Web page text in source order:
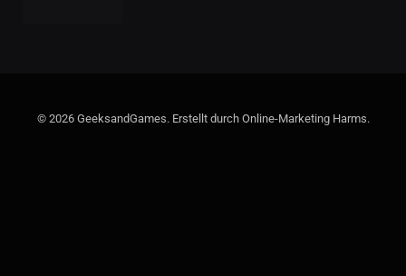
© 2026 GeeksandGames. Erstellt durch Online-Marketing Harms.